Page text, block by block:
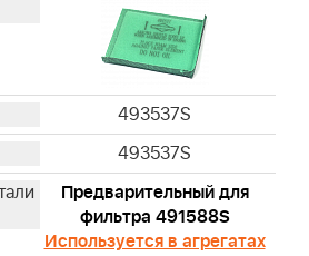
493537S
493537S
Предварительный для
фильтра 491588S
Используется в агрегатах